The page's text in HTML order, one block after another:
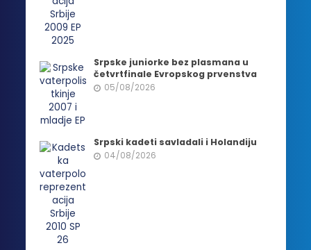
Srpske juniorke bez plasmana u
četvrtfinale Evropskog prvenstva
05/08/2026
Srpski kadeti savladali i Holandiju
04/08/2026